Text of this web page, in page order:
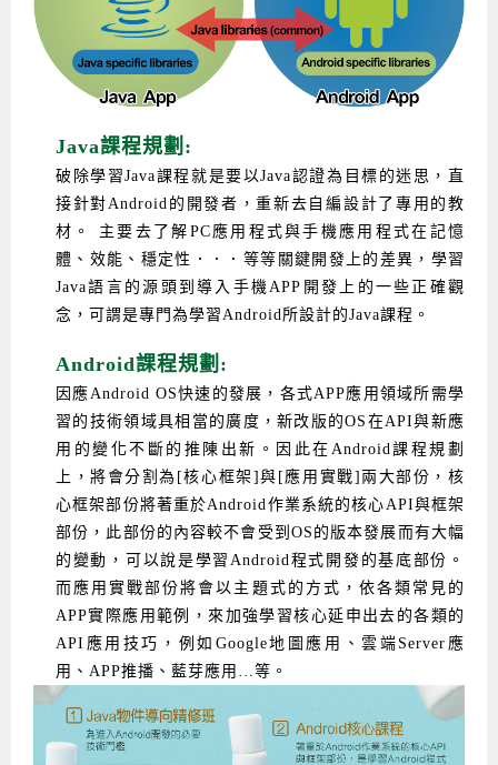
讓 AI 成為你的數位同事
智能機器人系統整合開發
C++程式設計
Python程式實戰養成學程
Python程式設計
Python程式設計(舊)
APCS寒暑假程式檢定班
Java 物件導向程式
Android APP 實戰開發學程
Android Framework
Android ADK周邊裝置開發班
iPhone程式設計基礎班
iPhone程式設計進階班
Android嵌入式平台開發訓練班
TI MSP430微控制器開發
產品應用系列課程
生醫感測器整合設計班
NFC無線通訊設計實作班
物聯網Web整合應用實作班
轉職就業班
AIoT人工智慧與物聯網實戰人才就業班
AI智能醫療電子產品開發人才就業班
物聯網韌體工程師人才養成班
物聯網平台開發人才養成班(政府+企業雙重補助)
物聯網平台開發人才養成班
實體課程總覽
非監督式學習
Edge AI與Pi Pico實作應用
電腦視覺演算法-人臉識別實戰
OpenVINO邊緣運算實務
iPAS巨量資料分析師考照班
【遠距同步】APCS寒/暑假營隊
【遠距同步】青少年AI冬/夏令營
青少年AI人工智慧實作班
C++程式設計
Python進階程式設計：從資料結構到演算法
Python程式實戰養成學程
Edge AI與Raspberry Pi Pico實作應用
硬體控制使用Python
用樹莓派實現物聯網
Scratch 創意程式設計
Java課程規劃:
破除學習Java課程就是要以Java認證為目標的迷思，直
接針對Android的開發者，重新去自編設計了專用的教
材。 主要去了解PC應用程式與手機應用程式在記憶
體、效能、穩定性．．．等等關鍵開發上的差異，學習
Java語言的源頭到導入手機APP開發上的一些正確觀
念，可謂是專門為學習Android所設計的Java課程。
Android課程規劃:
因應Android OS快速的發展，各式APP應用領域所需學
習的技術領域具相當的廣度，新改版的OS在API與新應
用的變化不斷的推陳出新。因此在Android課程規劃
上，將會分割為[核心框架]與[應用實戰]兩大部份，核
心框架部份將著重於Android作業系統的核心API與框架
部份，此部份的內容較不會受到OS的版本發展而有大幅
的變動，可以說是學習Android程式開發的基底部份。
而應用實戰部份將會以主題式的方式，依各類常見的
APP實際應用範例，來加強學習核心延申出去的各類的
API應用技巧，例如Google地圖應用、雲端Server應
用、APP推播、藍芽應用…等。